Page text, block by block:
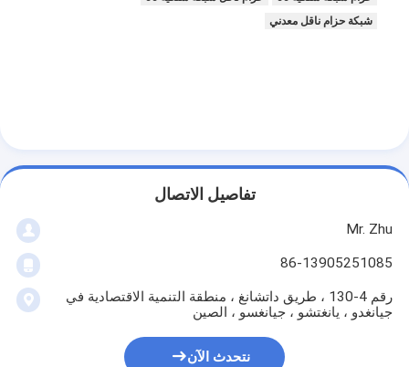
شبكة حزام ناقل معدني
تفاصيل الاتصال
Mr. Zhu
86-13905251085
رقم 4-130 ، طريق داتشانغ ، منطقة التنمية الاقتصادية في
جيانغدو ، يانغتشو ، جيانغسو ، الصين
نتحدث الآن